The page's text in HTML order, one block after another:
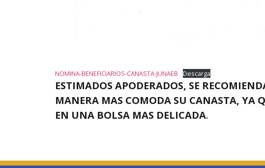
NOMINA-BENEFICIARIOS-CANASTA-JUNAEB Descarga
ESTIMADOS APODERADOS, SE
MANERA MAS COMODA SU CANASTA, YA
EN UNA BOLSA MAS DELICADA.